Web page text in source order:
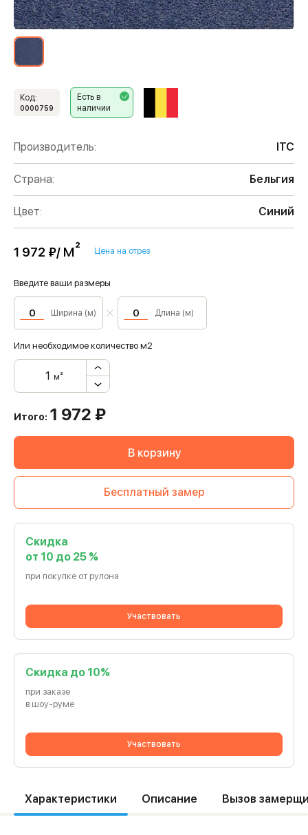
Код:
0000759
Есть в
наличии
Производитель: ITC
Страна: Бельгия
Цвет: Синий
1 972 ₽/ м² Цена на отрез
Введите ваши размеры
Ширина (м) Длина (м)
Или необходимое количество м2
м²
Итого: 1 972 ₽
В корзину
Бесплатный замер
Скидка
от 10 до 25 %
при покупке от рулона
Участвовать
Cкидка до 10%
при заказе
в шоу-руме
Участвовать
Характеристики Описание Вызов